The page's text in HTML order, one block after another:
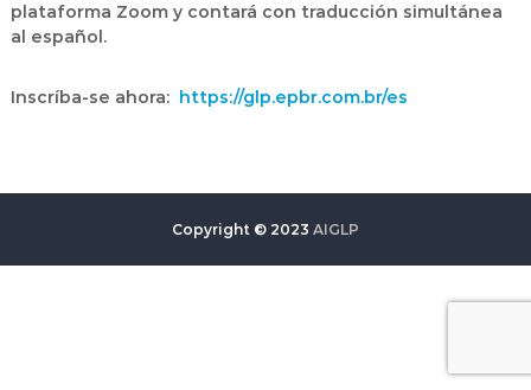
plataforma Zoom y contará con traducción simultánea
al español.
Inscríba-se ahora: https://glp.epbr.com.br/es
Copyright © 2023 AIGLP